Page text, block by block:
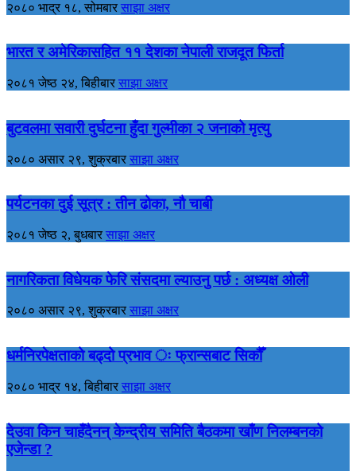
२०८० भाद्र १८, सोमबार साझा अक्षर
भारत र अमेरिकासहित ११ देशका नेपाली राजदूत फिर्ता
२०८१ जेष्ठ २४, बिहीबार साझा अक्षर
बुटवलमा सवारी दुर्घटना हुँदा गुल्मीका २ जनाको मृत्यु
२०८० असार २९, शुक्रबार साझा अक्षर
पर्यटनका दुई सूत्र : तीन ढोका, नौ चाबी
२०८१ जेष्ठ २, बुधबार साझा अक्षर
नागरिकता विधेयक फेरि संसदमा ल्याउनु पर्छ : अध्यक्ष ओली
२०८० असार २९, शुक्रबार साझा अक्षर
धर्मनिरपेक्षताको बढ्दो प्रभाव ः फ्रान्सबाट सिकौँ
२०८० भाद्र १४, बिहीबार साझा अक्षर
देउवा किन चाहँदैनन् केन्द्रीय समिति बैठकमा खाँण निलम्बनको
एजेन्डा ?